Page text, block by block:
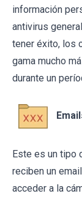
información
antivirus
tener éxito, los
gama mucho
durante un
Este es un tipo
reciben un
acceder a la